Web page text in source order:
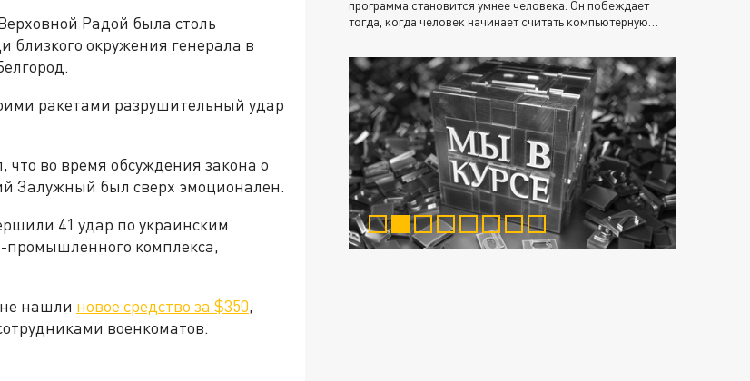
Радой была столь
близкого окружения генерала в
ракетами разрушительный удар
во время обсуждения закона о
Залужный был сверх эмоционален.
41 удар по украинским
комплекса,
нашли новое средство за $350,
военкоматов.
программа становится умнее человека. Он побеждает
тогда, когда человек начинает считать компьютерную